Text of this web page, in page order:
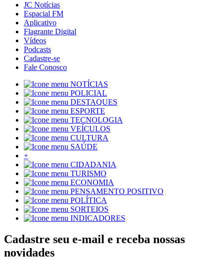
JC Notícias
Espacial FM
Aplicativo
Flagrante Digital
Vídeos
Podcasts
Cadastre-se
Fale Conosco
NOTÍCIAS
POLICIAL
DESTAQUES
ESPORTE
TECNOLOGIA
VEÍCULOS
CULTURA
SAÚDE
+
CIDADANIA
TURISMO
ECONOMIA
PENSAMENTO POSITIVO
POLÍTICA
SORTEIOS
INDICADORES
Cadastre seu e-mail e receba nossas
novidades